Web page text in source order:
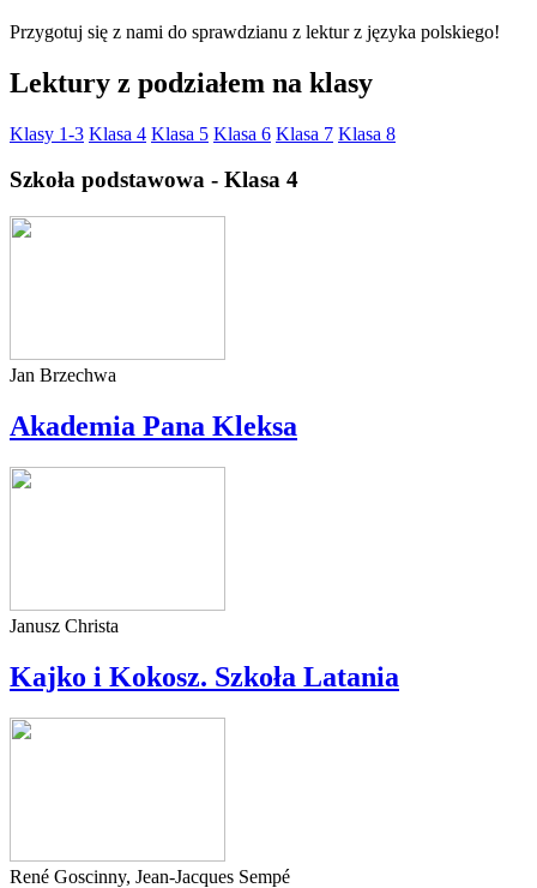
Przygotuj się z nami do sprawdzianu z lektur z języka polskiego!
Lektury z podziałem na klasy
Klasy 1-3 Klasa 4 Klasa 5 Klasa 6 Klasa 7 Klasa 8
Szkoła podstawowa - Klasa 4
Jan Brzechwa
Akademia Pana Kleksa
Janusz Christa
Kajko i Kokosz. Szkoła Latania
René Goscinny, Jean-Jacques Sempé